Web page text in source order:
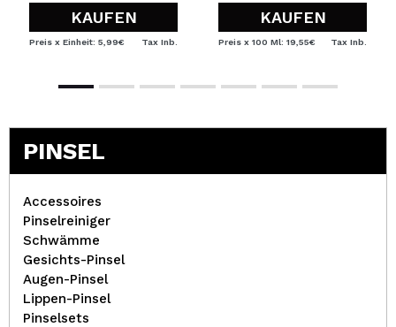
KAUFEN
Preis x Einheit: 5,99€ Tax Inb.
KAUFEN
Preis x 100 Ml: 19,55€ Tax Inb.
PINSEL
Accessoires
Pinselreiniger
Schwämme
Gesichts-Pinsel
Augen-Pinsel
Lippen-Pinsel
Pinselsets